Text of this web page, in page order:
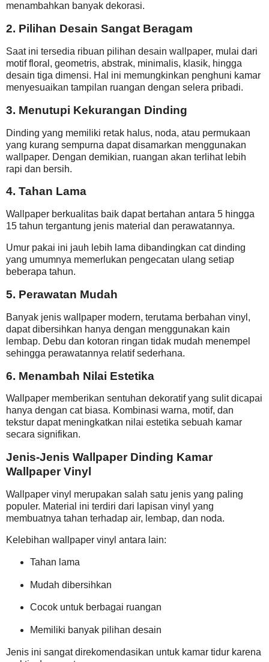
menambahkan banyak dekorasi.
2. Pilihan Desain Sangat Beragam
Saat ini tersedia ribuan pilihan desain wallpaper, mulai dari
motif floral, geometris, abstrak, minimalis, klasik, hingga
desain tiga dimensi. Hal ini memungkinkan penghuni kamar
menyesuaikan tampilan ruangan dengan selera pribadi.
3. Menutupi Kekurangan Dinding
Dinding yang memiliki retak halus, noda, atau permukaan
yang kurang sempurna dapat disamarkan menggunakan
wallpaper. Dengan demikian, ruangan akan terlihat lebih
rapi dan bersih.
4. Tahan Lama
Wallpaper berkualitas baik dapat bertahan antara 5 hingga
15 tahun tergantung jenis material dan perawatannya.
Umur pakai ini jauh lebih lama dibandingkan cat dinding
yang umumnya memerlukan pengecatan ulang setiap
beberapa tahun.
5. Perawatan Mudah
Banyak jenis wallpaper modern, terutama berbahan vinyl,
dapat dibersihkan hanya dengan menggunakan kain
lembap. Debu dan kotoran ringan tidak mudah menempel
sehingga perawatannya relatif sederhana.
6. Menambah Nilai Estetika
Wallpaper memberikan sentuhan dekoratif yang sulit dicapai
hanya dengan cat biasa. Kombinasi warna, motif, dan
tekstur dapat meningkatkan nilai estetika sebuah kamar
secara signifikan.
Jenis-Jenis Wallpaper Dinding Kamar
Wallpaper Vinyl
Wallpaper vinyl merupakan salah satu jenis yang paling
populer. Material ini terdiri dari lapisan vinyl yang
membuatnya tahan terhadap air, lembap, dan noda.
Kelebihan wallpaper vinyl antara lain:
Tahan lama
Mudah dibersihkan
Cocok untuk berbagai ruangan
Memiliki banyak pilihan desain
Jenis ini sangat direkomendasikan untuk kamar tidur karena